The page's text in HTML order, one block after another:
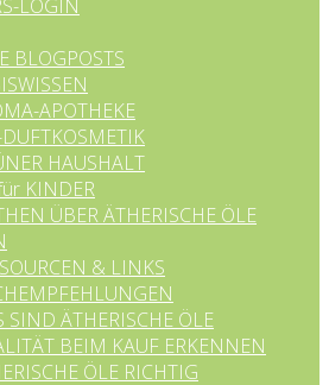
LOGIN
BLOGPOSTS
APOTHEKE
HAUSHALT
KINDER
ÜBER ÄTHERISCHE ÖLE
& LINKS
SIND ÄTHERISCHE ÖLE
BEIM KAUF ERKENNEN
ÖLE RICHTIG